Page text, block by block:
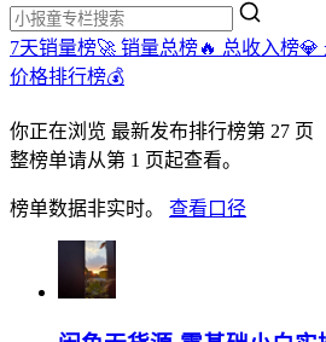
7天销量榜🚀 销量总榜🔥 总收入榜💎
价格排行榜💰
你正在浏览 最新发布排行榜第 27 页
整榜单请从第 1 页起查看。
榜单数据非实时。 查看口径